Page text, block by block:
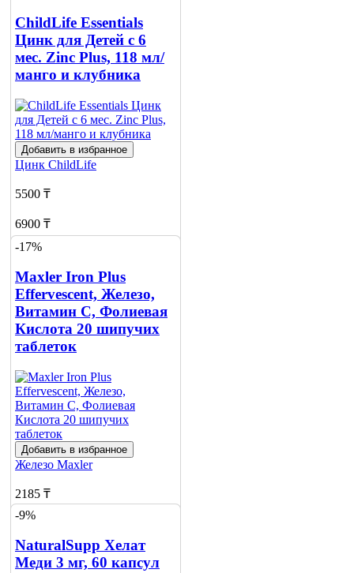
ChildLife Essentials
Цинк для Детей с 6
мес. Zinc Plus, 118 мл/
манго и клубника
Добавить в избранное
Цинк ChildLife
5500 ₸
6900 ₸
Добавить в корзину
-17%
Maxler Iron Plus
Effervescent, Железо,
Витамин С, Фолиевая
Кислота 20 шипучих
таблеток
Добавить в избранное
Железо Maxler
2185 ₸
2622 ₸
Добавить в корзину
-9%
NaturalSupp Хелат
Меди 3 мг, 60 капсул